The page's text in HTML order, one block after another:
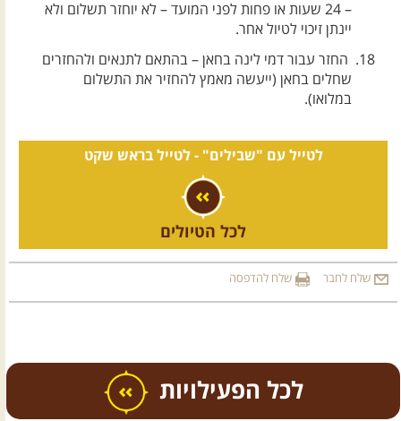
– 24 שעות או פחות לפני המועד – לא יוחזר תשלום ולא
יינתן זיכוי לטיול אחר.
החזר עבור דמי לינה בחאן – בהתאם לתנאים ולהחזרים
שחלים בחאן (ייעשה מאמץ להחזיר את התשלום
במלואו).
לטייל עם "שבילים" -לטייל בראש שקט
לכל הטיולים
שלח לחבר שלח להדפסה
כל הפעילויות